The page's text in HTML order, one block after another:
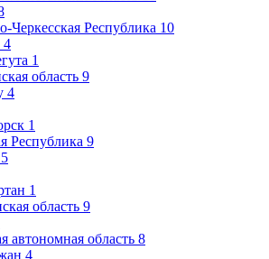
Черкесская Республика 10
4
1
область 9
4
1
Республика 9
5
1
область 9
автономная область 8
4